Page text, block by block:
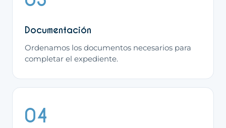
Documentación
Ordenamos los documentos necesarios para
completar el expediente.
04